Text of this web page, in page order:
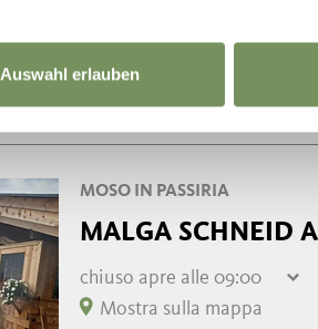
Auswahl erlauben
lunedì
martedì
chiuso
mercoledì
10:00 - 22:00
sportbar.moos@gmail.com
MOSO IN PASSIRIA
MALGA SCHNEID
chiuso apre alle 09:00
giovedì
09:00 - 19:00
Mostra sulla mappa